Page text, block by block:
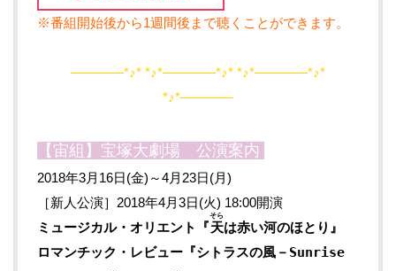
※番組開始後から1週間後まで聴くことができます。
――――*♪* *♪*――――*♪* *♪*――――*♪*
*♪*――――
【宙組】宝塚大劇場 公演案内
2018年3月16日(金)～4月23日(月)
［新人公演］2018年4月3日(火) 18:00開演
ミュージカル・オリエント『天
そら
は赤い河のほとり』
ロマンチック・レビュー『シトラスの風－Sunrise